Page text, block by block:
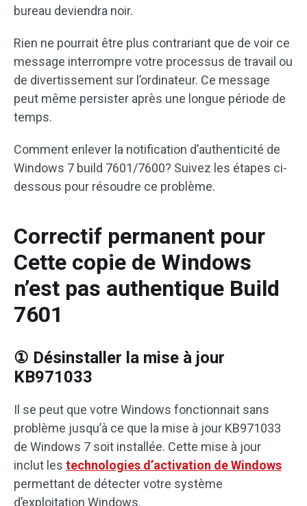
bureau deviendra noir.
Rien ne pourrait être plus contrariant que de voir ce
message interrompre votre processus de travail ou
de divertissement sur l’ordinateur. Ce message
peut même persister après une longue période de
temps.
Comment enlever la notification d’authenticité de
Windows 7 build 7601/7600? Suivez les étapes ci-
dessous pour résoudre ce problème.
Correctif permanent pour
Cette copie de Windows
n’est pas authentique Build
7601
① Désinstaller la mise à jour
KB971033
Il se peut que votre Windows fonctionnait sans
problème jusqu’à ce que la mise à jour KB971033
de Windows 7 soit installée. Cette mise à jour
inclut les technologies d’activation de Windows
permettant de détecter votre système
d’exploitation Windows.